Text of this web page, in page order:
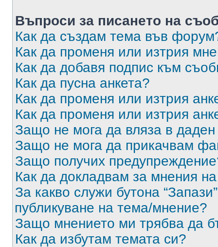
Въпроси за писането на
Как да създам тема във
Как да променя или изтрия
Как да добавя подпис към
Как да пусна анкета?
Как да променя или изтрия
Как да променя или изтрия
Защо не мога да вляза в
Защо не мога да прикачвам
Защо получих
Как да докладвам за мнения
За какво служи бутона
публикуване на тема/мнение?
Защо мнението ми трябва да
Как да избутам темата си?